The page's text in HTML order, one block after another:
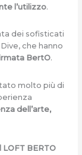
l’utilizzo.
dei sofisticati
che hanno
BertO.
molto più di
dell’arte,
BERTO